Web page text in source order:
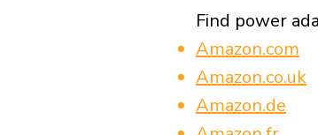
Find power
Amazon.com
Amazon.co.uk
Amazon.de